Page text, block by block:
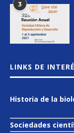
3
LINKS DE
Historia de la
Sociedades